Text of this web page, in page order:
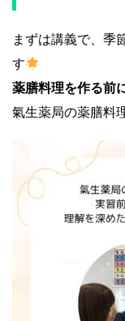
まずは講義で、季
す
薬膳料理を作る前
氣生薬局の薬膳料